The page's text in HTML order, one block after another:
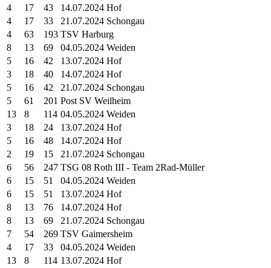
4
17 43
14.07.2024 Hof
4
17 33
21.07.2024 Schongau
4
63 193 TSV Harburg
8
13 69
04.05.2024 Weiden
5
16 42
13.07.2024 Hof
3
18 40
14.07.2024 Hof
5
16 42
21.07.2024 Schongau
5
61 201 Post SV Weilheim
13
8 114 04.05.2024 Weiden
3
18 24
13.07.2024 Hof
5
16 48
14.07.2024 Hof
2
19 15
21.07.2024 Schongau
6
56 247 TSG 08 Roth III - Team 2Rad-Müller
6
15 51
04.05.2024 Weiden
6
15 51
13.07.2024 Hof
8
13 76
14.07.2024 Hof
8
13 69
21.07.2024 Schongau
7
54 269 TSV Gaimersheim
4
17 33
04.05.2024 Weiden
13
8 114 13.07.2024 Hof